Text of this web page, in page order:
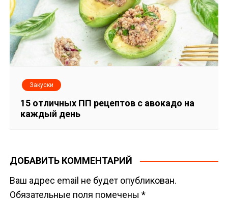
Закуски
15 отличных ПП рецептов с авокадо на
каждый день
ДОБАВИТЬ КОММЕНТАРИЙ
Ваш адрес email не будет опубликован.
Обязательные поля помечены*